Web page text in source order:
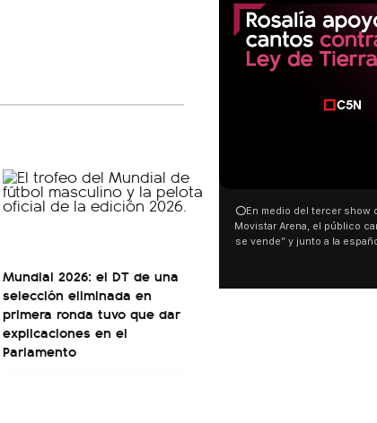
Mundial 2026: el DT de una
selección eliminada en
primera ronda tuvo que dar
explicaciones en el
Parlamento
⭕En medio del tercer show de Rosalia en el
Movistar Arena, el público cantó “la patria no
se vende” y junto a la española. El momento